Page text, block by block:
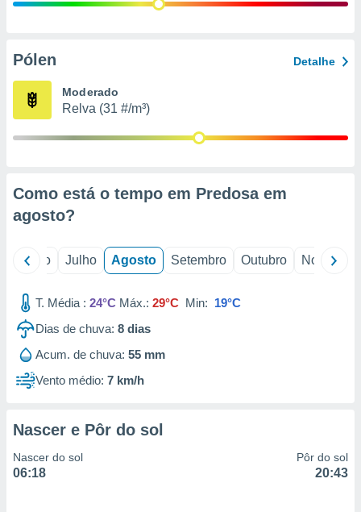
e
de
Pólen Detalhe
Moderado
Relva (31 #/m³)
Como está o tempo em Predosa em
agosto?
Junho Julho Agosto Setembro Outubro Novembro
T. Média : 24°C Máx.: 29°C Min: 19°C
Dias de chuva: 8 dias
Acum. de chuva: 55 mm
Vento médio: 7 km/h
Nascer e Pôr do sol
Nascer do sol
06:18
Pôr do sol
20:43